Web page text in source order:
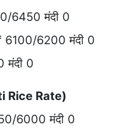
6450 मंदी 0
6100/6200 मंदी 0
मंदी 0
Rice Rate)
6000 मंदी 0